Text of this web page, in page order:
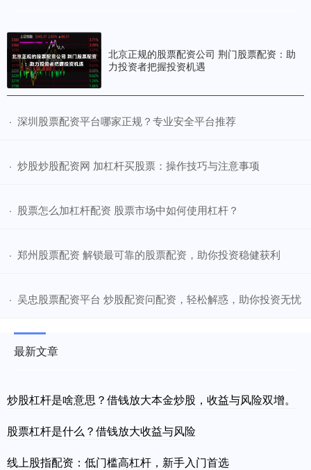
北京正规的股票配资公司 荆门股票配资：助
力投资者把握投资机遇
· ​深圳股票配资平台哪家正规？专业安全平台推荐
· ​炒股炒股配资网 加杠杆买股票：操作技巧与注意事项
· ​股票怎么加杠杆配资 股票市场中如何使用杠杆？
· ​郑州股票配资 解锁最可靠的股票配资，助你投资稳健获利
· ​吴忠股票配资平台 炒股配资问配资，轻松解惑，助你投资无忧
最新文章
炒股杠杆是啥意思？借钱放大本金炒股，收益与风险双增。
股票杠杆是什么？借钱放大收益与风险
线上股指配资：低门槛高杠杆，新手入门首选